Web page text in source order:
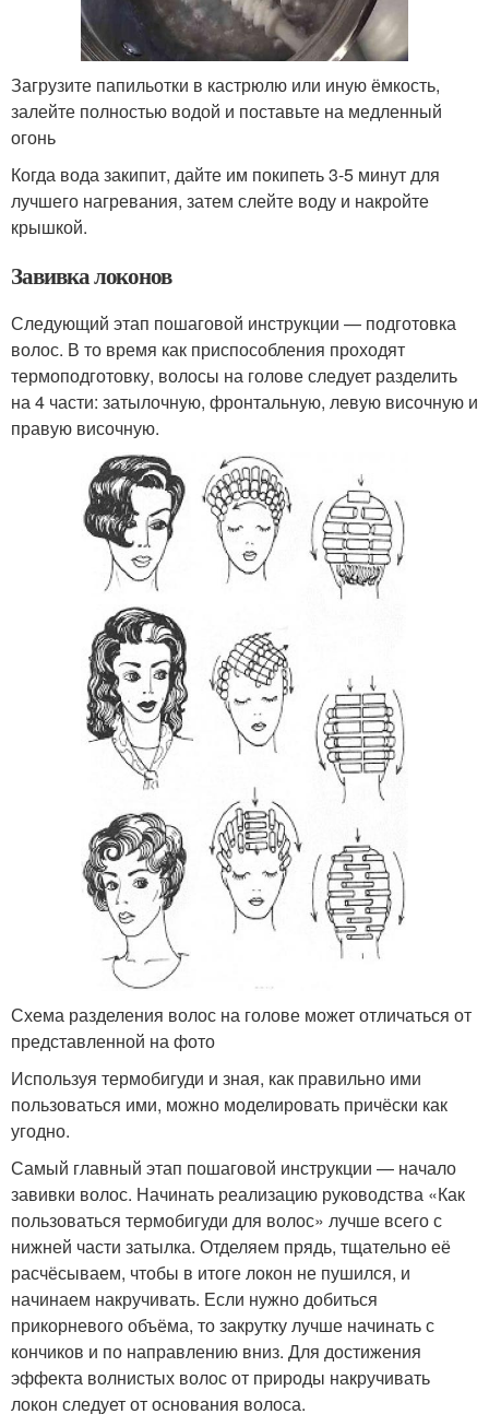
Загрузите папильотки в кастрюлю или иную ёмкость,
залейте полностью водой и поставьте на медленный
огонь
Когда вода закипит, дайте им покипеть 3-5 минут для
лучшего нагревания, затем слейте воду и накройте
крышкой.
Завивка локонов
Следующий этап пошаговой инструкции — подготовка
волос. В то время как приспособления проходят
термоподготовку, волосы на голове следует разделить
на 4 части: затылочную, фронтальную, левую височную и
правую височную.
Схема разделения волос на голове может отличаться от
представленной на фото
Используя термобигуди и зная, как правильно ими
пользоваться ими, можно моделировать причёски как
угодно.
Самый главный этап пошаговой инструкции — начало
завивки волос. Начинать реализацию руководства «Как
пользоваться термобигуди для волос» лучше всего с
нижней части затылка. Отделяем прядь, тщательно её
расчёсываем, чтобы в итоге локон не пушился, и
начинаем накручивать. Если нужно добиться
прикорневого объёма, то закрутку лучше начинать с
кончиков и по направлению вниз. Для достижения
эффекта волнистых волос от природы накручивать
локон следует от основания волоса.